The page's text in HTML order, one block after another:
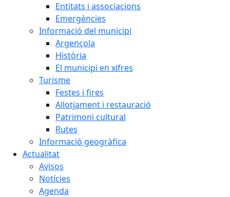
Entitats i associacions
Emergències
Informació del municipi
Argençola
Història
El municipi en xifres
Turisme
Festes i fires
Allotjament i restauració
Patrimoni cultural
Rutes
Informació geogràfica
Actualitat
Avisos
Notícies
Agenda